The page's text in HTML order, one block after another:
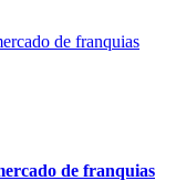
de franquias